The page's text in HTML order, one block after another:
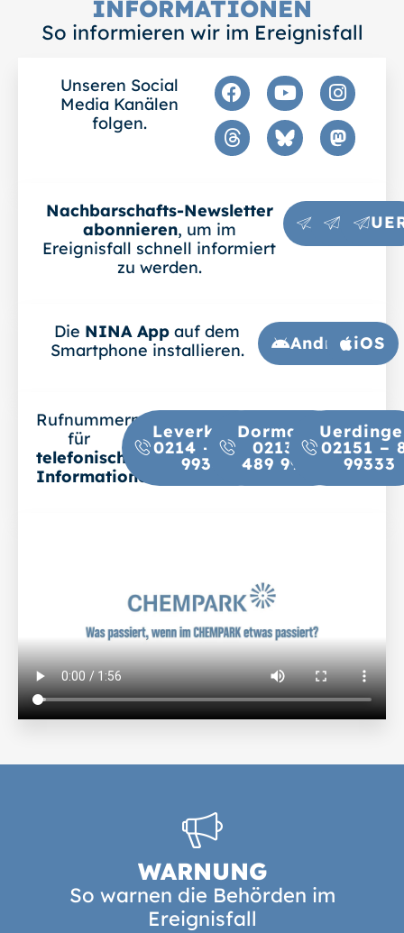
INFORMATIONEN
So informieren wir im Ereignisfall
Unseren Social
Media Kanälen
folgen.
Nachbarschafts-Newsletter
abonnieren, um im
Ereignisfall schnell informiert
zu werden.
LEV DOR
Die NINA App auf dem
Smartphone installieren.
AndroidiOS
Rufnummern
für
telefonische
Informationen
Leverkusen:
0214 – 2605
99333
Dormagen:
02133 –
489 99333
02151 –
99333
WARNUNG
So warnen die Behörden im
Ereignisfall